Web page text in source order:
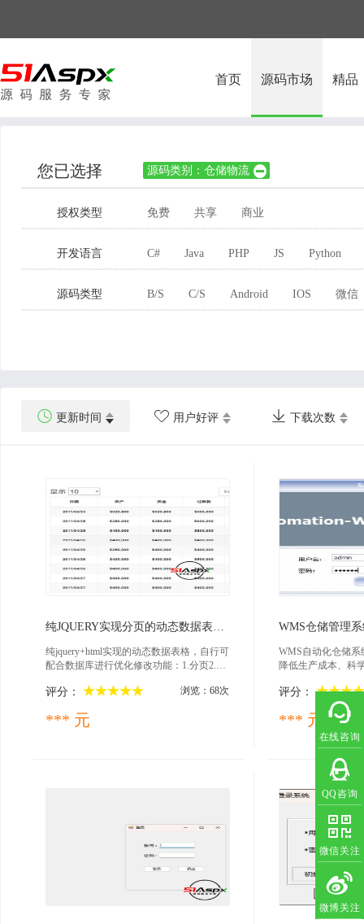
在线咨询
QQ咨询
微信关注
微博关注
首页 源码市场 精品
您已选择 源码类别：仓储物流 
授权类型 免费 共享 商业
开发语言 C# Java PHP JS Python
源码类型 B/S C/S Android IOS 微信
 更新时间  用户好评  下载次数
纯JQUERY实现分页的动态数据表格样式
纯jquery+html实现的动态数据表格，自行可
配合数据库进行优化修改功能：1.分页2.自
可选择一页显示多少条数据
评分： 浏览：68次
*** 元
WMS仓储管理
WMS自动化仓储
降低生产成本、科
系统中的主要组成
放货物的高架仓库
理系统、货架、巷
送机等设备构成，
的搬运，移动，存
评分：
*** 元